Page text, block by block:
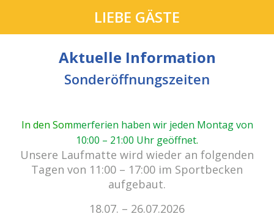
zu den E-Tickets
LIEBE GÄSTE
Aktuelle Information
Sonderöffnungszeiten
In den Sommerferien haben wir jeden Montag von
10:00 – 21:00 Uhr geöffnet.
Unsere Laufmatte wird wieder an folgenden
Tagen von 11:00 – 17:00 im Sportbecken
aufgebaut.
18.07. – 26.07.2026